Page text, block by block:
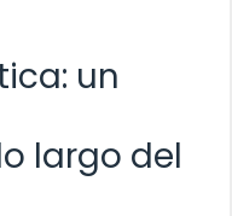
un
largo del